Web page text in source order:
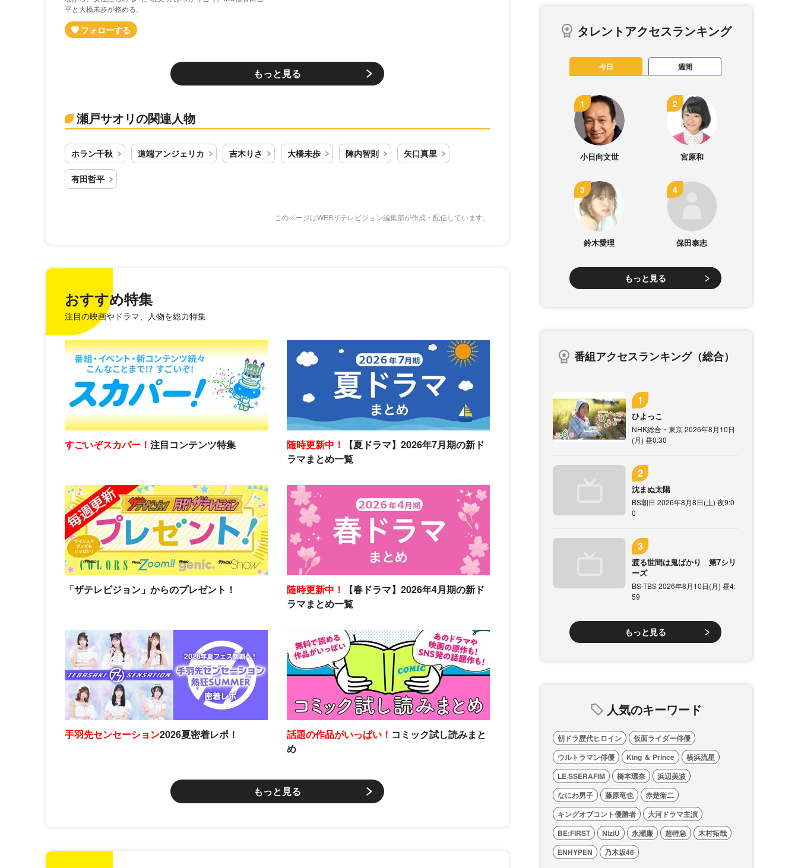
平と大橋未歩が務める。
もっと見る
瀬戸サオリの関連人物
ホラン千秋 道端アンジェリカ 吉木りさ 大橋未歩 陣内智則 矢口真里
有田哲平
このページはWEBザテレビジョン編集部が作成・配信しています。
おすすめ特集
注目の映画やドラマ、人物を総力特集
すごいぞスカパー！ 注目コンテンツ特集 随時更新中！
【夏ドラマ】2026年7月期の新ド
ラマまとめ一覧
「ザテレビジョン」からのプレゼント！ 随時更新中！
【春ドラマ】2026年4月期の新ド
ラマまとめ一覧
手羽先センセーション2026夏密着レポ！ 話題の作品がいっぱい！ コミック試し読みまと
め
もっと見る
タレントアクセスランキング
今日 週間
小日向文世 宮原和
鈴木愛理 保田泰志
もっと見る
番組アクセスランキング（総合）
ひよっこ
NHK総合・東京 2026年8月10日
(月) 昼0:30
沈まぬ太陽
BS朝日 2026年8月8日(土) 夜9:0
0
渡る世間は鬼ばかり 第7シリ
ーズ
BS-TBS 2026年8月10日(月) 昼4:
59
もっと見る
人気のキーワード
朝ドラ歴代ヒロイン
仮面ライダー俳優
ウルトラマン俳優
King ＆ Prince
横浜流星
LE SSERAFIM
橋本環奈
浜辺美波
なにわ男子
藤原竜也
赤楚衛二
キングオブコント優勝者
大河ドラマ主演
BE:FIRST
NiziU 永瀬廉 超特急
木村拓哉
ENHYPEN
乃木坂46